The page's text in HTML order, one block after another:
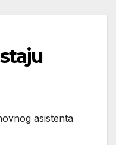
asistenta